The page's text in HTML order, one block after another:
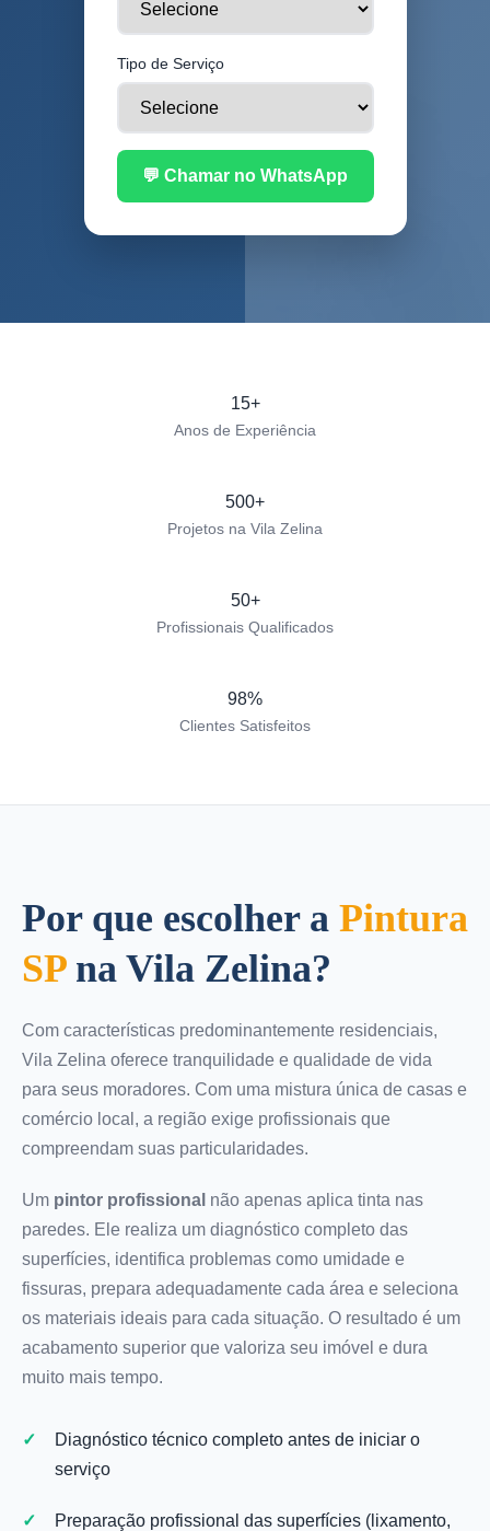
Tipo de Serviço
💬 Chamar no WhatsApp
15+
Anos de Experiência
500+
Projetos na Vila Zelina
50+
Profissionais Qualificados
98%
Clientes Satisfeitos
Por que escolher a Pintura
SPna Vila Zelina?
Com características predominantemente residenciais,
Vila Zelina oferece tranquilidade e qualidade de vida
para seus moradores. Com uma mistura única de casas e
comércio local, a região exige profissionais que
compreendam suas particularidades.
Um pintor profissional não apenas aplica tinta nas
paredes. Ele realiza um diagnóstico completo das
superfícies, identifica problemas como umidade e
fissuras, prepara adequadamente cada área e seleciona
os materiais ideais para cada situação. O resultado é um
acabamento superior que valoriza seu imóvel e dura
muito mais tempo.
Diagnóstico técnico completo antes de iniciar o
serviço
Preparação profissional das superfícies (lixamento,